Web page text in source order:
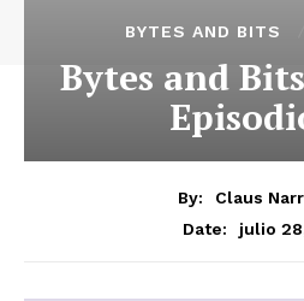
BYTES AND BITS
Bytes and
By:
Claus
Date:
julio